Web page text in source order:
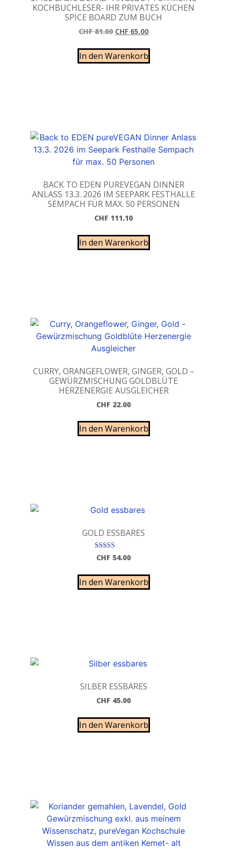
KOCHBUCHLESER- IHR PRIVATES KÜCHEN
SPICE BOARD ZUM BUCH
CHF81.00 CHF 65.00
In den Warenkorb
BACK TO EDEN PUREVEGAN DINNER
ANLASS 13.3. 2026 IM SEEPARK FESTHALLE
SEMPACH FÜR MAX. 50 PERSONEN
CHF 111.10
In den Warenkorb
CURRY, ORANGEFLOWER, GINGER, GOLD –
GEWÜRZMISCHUNG GOLDBLÜTE
HERZENERGIE AUSGLEICHER
CHF 22.00
In den Warenkorb
GOLD ESSBARES
Bewertet mit
5.00
CHF 54.00
In den Warenkorb
SILBER ESSBARES
CHF 45.00
In den Warenkorb